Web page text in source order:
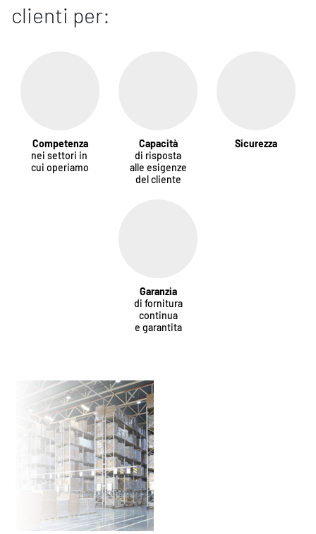
clienti per:
Competenza
nei settori in
cui operiamo
Capacità
di risposta
alle esigenze
del cliente
Sicurezza
Garanzia
di fornitura
continua
e garantita